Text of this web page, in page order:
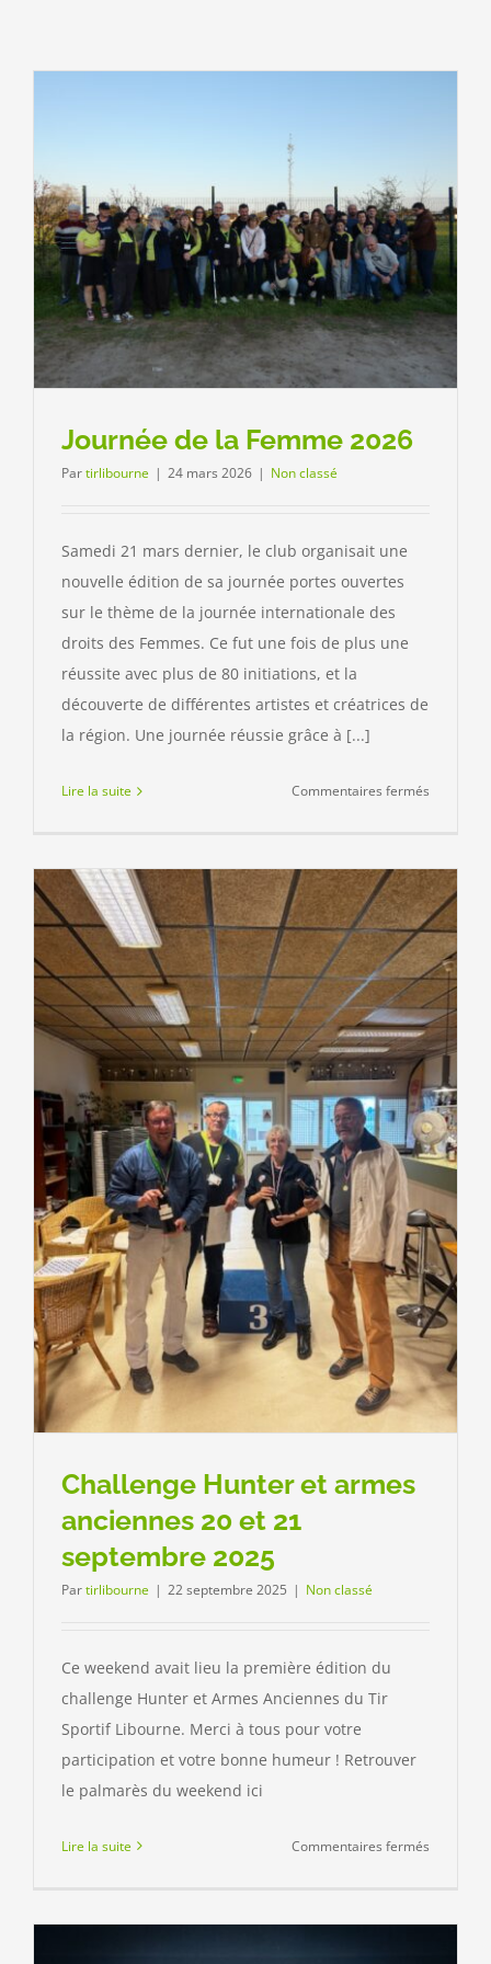
Journée de la Femme 2026
Partirlibourne | 24 mars 2026 | Non classé
Samedi 21 mars dernier, le club organisait une
nouvelle édition de sa journée portes ouvertes
sur le thème de la journée internationale des
droits des Femmes. Ce fut une fois de plus une
réussite avec plus de 80 initiations, et la
découverte de différentes artistes et créatrices de
la région. Une journée réussie grâce à [...]
Lire la suite Commentaires fermés
la
Femme
2026
Challenge Hunter et armes
anciennes 20 et 21
septembre 2025
Partirlibourne | 22 septembre 2025 | Non classé
Ce weekend avait lieu la première édition du
challenge Hunter et Armes Anciennes du Tir
Sportif Libourne. Merci à tous pour votre
participation et votre bonne humeur ! Retrouver
le palmarès du weekend ici
Lire la suite Commentaires fermés
et